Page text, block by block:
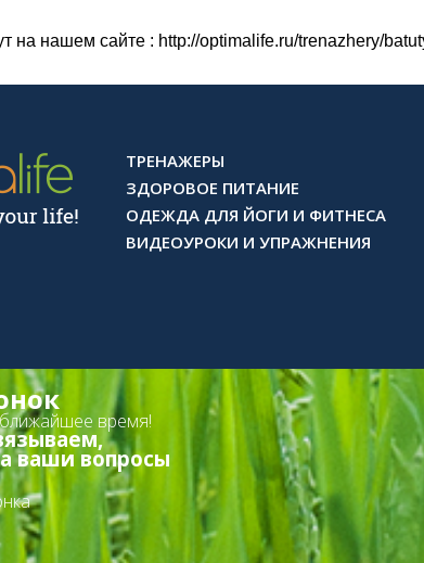
на нашем сайте : http://optimalife.ru/trenazhery/
ТРЕНАЖЕРЫ
ЗДОРОВОЕ ПИТАНИЕ
ОДЕЖДА ДЛЯ ЙОГИ И ФИТНЕСА
ВИДЕОУРОКИ И УПРАЖНЕНИЯ
время!
ваши вопросы